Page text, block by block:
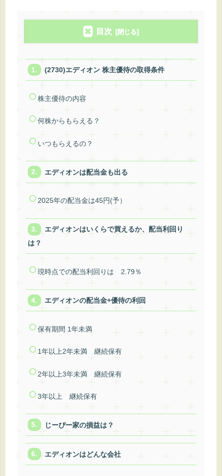
目次
(2730)エディオン 株主優待の取得条件
株主優待の内容
何株からもらえる？
いつもらえるの？
エディオンは配当金も出る
2025年の配当金は45円(予）
エディオンはいくらで買えるか、配当利回り
は？
現時点での配当利回りは 2.79％
エディオンの配当金+優待の利回
保有期間 1年未満
1年以上2年未満 継続保有
2年以上3年未満 継続保有
3年以上 継続保有
じーぴー家の損益は？
エディオンはどんな会社